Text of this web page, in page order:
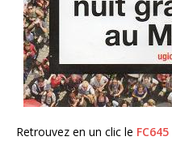
Retrouvez en un clic le FC645